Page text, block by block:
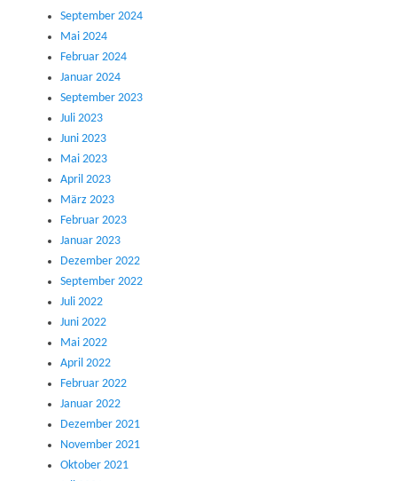
September 2024
Mai 2024
Februar 2024
Januar 2024
September 2023
Juli 2023
Juni 2023
Mai 2023
April 2023
März 2023
Februar 2023
Januar 2023
Dezember 2022
September 2022
Juli 2022
Juni 2022
Mai 2022
April 2022
Februar 2022
Januar 2022
Dezember 2021
November 2021
Oktober 2021